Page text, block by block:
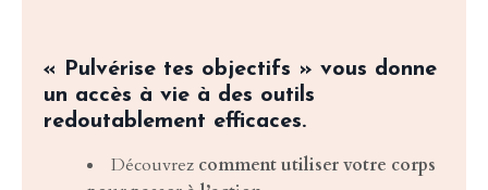
« Pulvérise tes objectifs » vous donne
un accès à vie à des outils
redoutablement efficaces.
Découvrez comment utiliser votre corps